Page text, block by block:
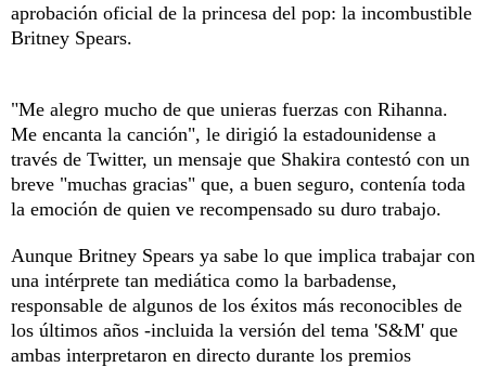
aprobación oficial de la princesa del pop: la incombustible
Britney Spears.
"Me alegro mucho de que unieras fuerzas con Rihanna.
Me encanta la canción", le dirigió la estadounidense a
través de Twitter, un mensaje que Shakira contestó con un
breve "muchas gracias" que, a buen seguro, contenía toda
la emoción de quien ve recompensado su duro trabajo.
Aunque Britney Spears ya sabe lo que implica trabajar con
una intérprete tan mediática como la barbadense,
responsable de algunos de los éxitos más reconocibles de
los últimos años -incluida la versión del tema 'S&M' que
ambas interpretaron en directo durante los premios